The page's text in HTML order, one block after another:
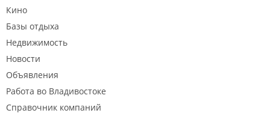
Кино
Базы отдыха
Недвижимость
Новости
Объявления
Работа во Владивостоке
Справочник компаний